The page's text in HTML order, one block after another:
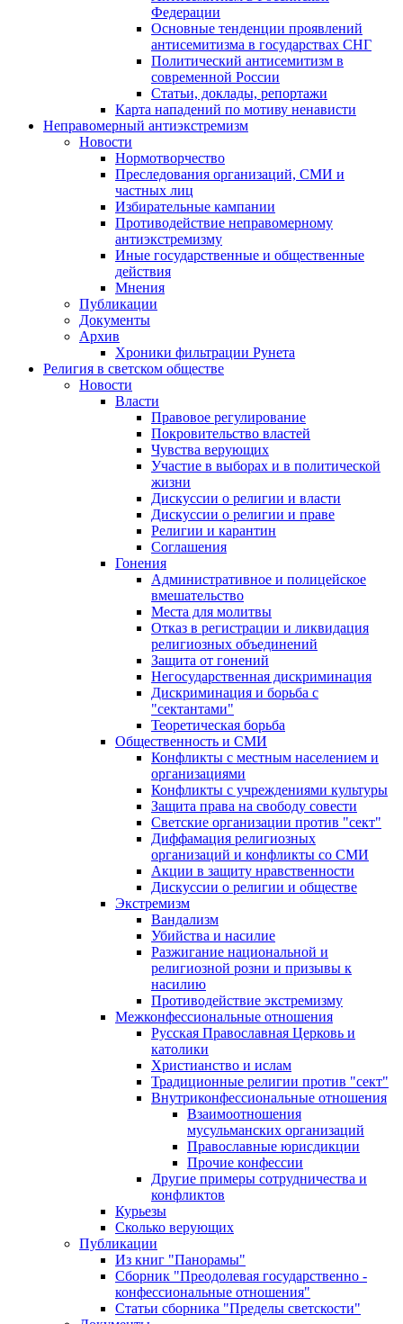
Федерации
Основные тенденции проявлений
антисемитизма в государствах СНГ
Политический антисемитизм в
современной России
Статьи, доклады, репортажи
Карта нападений по мотиву ненависти
Неправомерный антиэкстремизм
Новости
Нормотворчество
Преследования организаций, СМИ и
частных лиц
Избирательные кампании
Противодействие неправомерному
антиэкстремизму
Иные государственные и общественные
действия
Мнения
Публикации
Документы
Архив
Хроники фильтрации Рунета
Религия в светском обществе
Новости
Власти
Правовое регулирование
Покровительство властей
Чувства верующих
Участие в выборах и в политической
жизни
Дискуссии о религии и власти
Дискуссии о религии и праве
Религии и карантин
Соглашения
Гонения
Административное и полицейское
вмешательство
Места для молитвы
Отказ в регистрации и ликвидация
религиозных объединений
Защита от гонений
Негосударственная дискриминация
Дискриминация и борьба с
"сектантами"
Теоретическая борьба
Общественность и СМИ
Конфликты с местным населением и
организациями
Конфликты с учреждениями культуры
Защита права на свободу совести
Светские организации против "сект"
Диффамация религиозных
организаций и конфликты со СМИ
Акции в защиту нравственности
Дискуссии о религии и обществе
Экстремизм
Вандализм
Убийства и насилие
Разжигание национальной и
религиозной розни и призывы к
насилию
Противодействие экстремизму
Межконфессиональные отношения
Русская Православная Церковь и
католики
Христианство и ислам
Традиционные религии против "сект"
Внутриконфессиональные отношения
Взаимоотношения
мусульманских организаций
Православные юрисдикции
Прочие конфессии
Другие примеры сотрудничества и
конфликтов
Курьезы
Сколько верующих
Публикации
Из книг "Панорамы"
Сборник "Преодолевая государственно -
конфессиональные отношения"
Статьи сборника "Пределы светскости"